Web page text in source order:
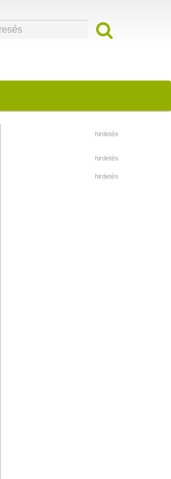
hirdetés
hirdetés
hirdetés